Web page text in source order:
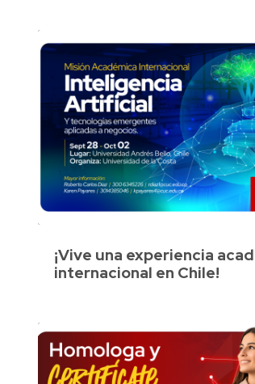
¡Vive una experiencia
internacional en Chile!